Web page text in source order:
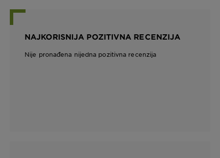
NAJKORISNIJA POZITIVNA RECENZIJA
Nije pronađena nijedna pozitivna recenzija